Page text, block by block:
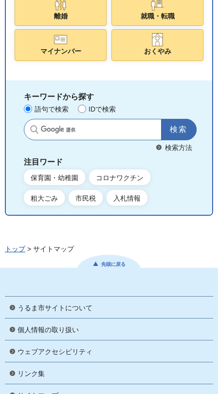
離婚 就職・転職
マイナンバー おくやみ
キーワードから探す
語句で検索 IDで検索
サイト内検索
検索方法
注目ワード
保育園・幼稚園 コロナワクチン
粗大ごみ 市民税 入札情報
トップ> サイトマップ
先頭に戻る
うるま市サイトについて
個人情報の取り扱い
ウェブアクセシビリティ
リンク集